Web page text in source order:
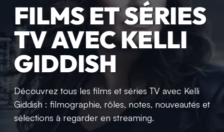
FILMS ET SÉRIES
TV AVEC KELLI
GIDDISH
Découvrez tous les films et séries TV avec Kelli
Giddish : filmographie, rôles, notes, nouveautés et
sélections à regarder en streaming.